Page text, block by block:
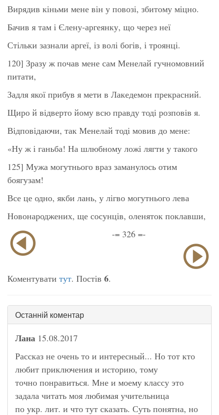
Вирядив кіньми мене він у повозі, збитому міцно.
Бачив я там і Єлену-аргеянку, що через неї
Стільки зазнали аргеї, із волі богів, і троянці.
120] Зразу ж почав мене сам Менелай гучномовний
питати,
Задля якої прибув я мети в Лакедемон прекрасний.
Щиро й відверто йому всю правду тоді розповів я.
Відповідаючи, так Менелай тоді мовив до мене:
«Ну ж і ганьба! На шлюбному ложі лягти у такого
125] Мужа могутнього враз заманулось отим
боягузам!
Все це одно, якби лань, у лігво могутнього лева
Новонароджених, ще сосунців, оленяток поклавши,
-= 326 =-
Коментувати тут. Постів 6.
Останній коментар
Лана 15.08.2017
Рассказ не очень то и интересный... Но тот кто
любит приключения и историю, тому
точно понравиться. Мне и моему классу это
задала читать моя любимая учительница
по укр. лит. и что тут сказать. Суть понятна, но